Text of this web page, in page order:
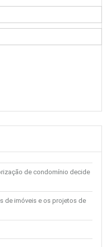
de condomínio decide
de imóveis e os projetos de